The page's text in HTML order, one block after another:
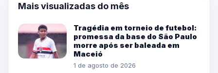
Mais visualizadas do mês
Tragédia em torneio de futebol:
promessa da base do São Paulo
morre após ser baleada em
Maceió
1 de agosto de 2026